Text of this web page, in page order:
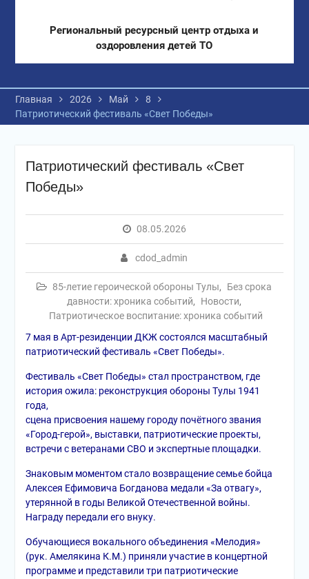
Региональный ресурсный центр отдыха и
оздоровления детей ТО
Главная 2026 Май
8
Патриотический фестиваль «Свет Победы»
Патриотический фестиваль «Свет
Победы»
08.05.2026
cdod_admin
85-летие героической обороны Тулы,
Без срока
давности: хроника событий, Новости,
Патриотическое воспитание: хроника событий
7 мая в Арт-резиденции ДКЖ состоялся масштабный
патриотический фестиваль «Свет Победы».
Фестиваль «Свет Победы» стал пространством, где
история ожила: реконструкция обороны Тулы 1941
года,
сцена присвоения нашему городу почётного звания
«Город-герой», выставки, патриотические проекты,
встречи с ветеранами СВО и экспертные площадки.
Знаковым моментом стало возвращение семье бойца
Алексея Ефимовича Богданова медали «За отвагу»,
утерянной в годы Великой Отечественной войны.
Награду передали его внуку.
Обучающиеся вокального объединения «Мелодия»
(рук. Амелякина К.М.) приняли участие в концертной
программе и представили три патриотические